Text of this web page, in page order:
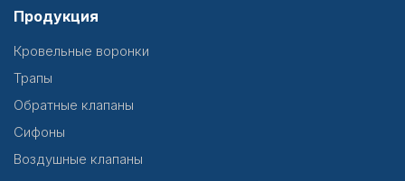
Продукция
Кровельные воронки
Трапы
Обратные клапаны
Сифоны
Воздушные клапаны